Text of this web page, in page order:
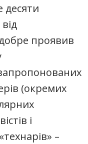
десяти
проявив
(окремих
і
–